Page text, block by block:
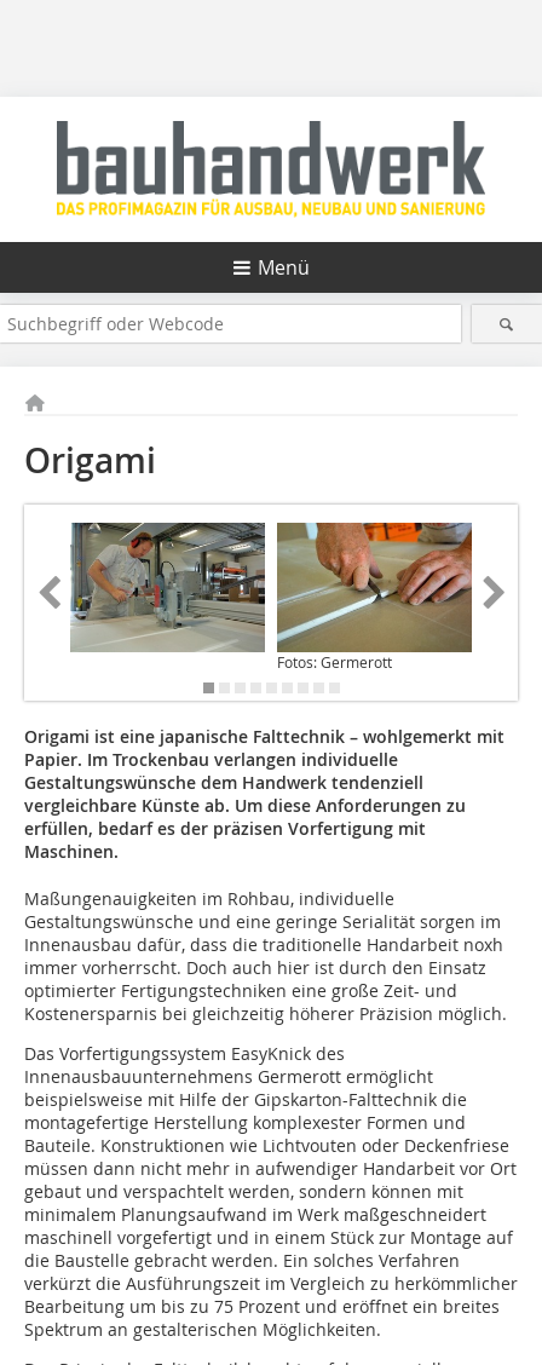
Menü
Origami
Fotos: Germerott
Origami ist eine japanische Falttechnik – wohlgemerkt mit
Papier. Im Trockenbau verlangen individuelle
Gestaltungswünsche dem Handwerk tendenziell
vergleichbare Künste ab. Um diese Anforderungen zu
erfüllen, bedarf es der präzisen Vorfertigung mit
Maschinen.
Maßungenauigkeiten im Rohbau, individuelle
Gestaltungswünsche und eine geringe Serialität sorgen im
Innenausbau dafür, dass die traditionelle Handarbeit noxh
immer vorherrscht. Doch auch hier ist durch den Einsatz
optimierter Fertigungstechniken eine große Zeit- und
Kostenersparnis bei gleichzeitig höherer Präzision möglich.
Das Vorfertigungssystem EasyKnick des
Innenausbauunternehmens Germerott ermöglicht
beispielsweise mit Hilfe der Gipskarton-Falttechnik die
montagefertige Herstellung komplexester Formen und
Bauteile. Konstruktionen wie Lichtvouten oder Deckenfriese
müssen dann nicht mehr in aufwendiger Handarbeit vor Ort
gebaut und verspachtelt werden, sondern können mit
minimalem Planungsaufwand im Werk maßgeschneidert
maschinell vorgefertigt und in einem Stück zur Montage auf
die Baustelle gebracht werden. Ein solches Verfahren
verkürzt die Ausführungszeit im Vergleich zu herkömmlicher
Bearbeitung um bis zu 75 Prozent und eröffnet ein breites
Spektrum an gestalterischen Möglichkeiten.